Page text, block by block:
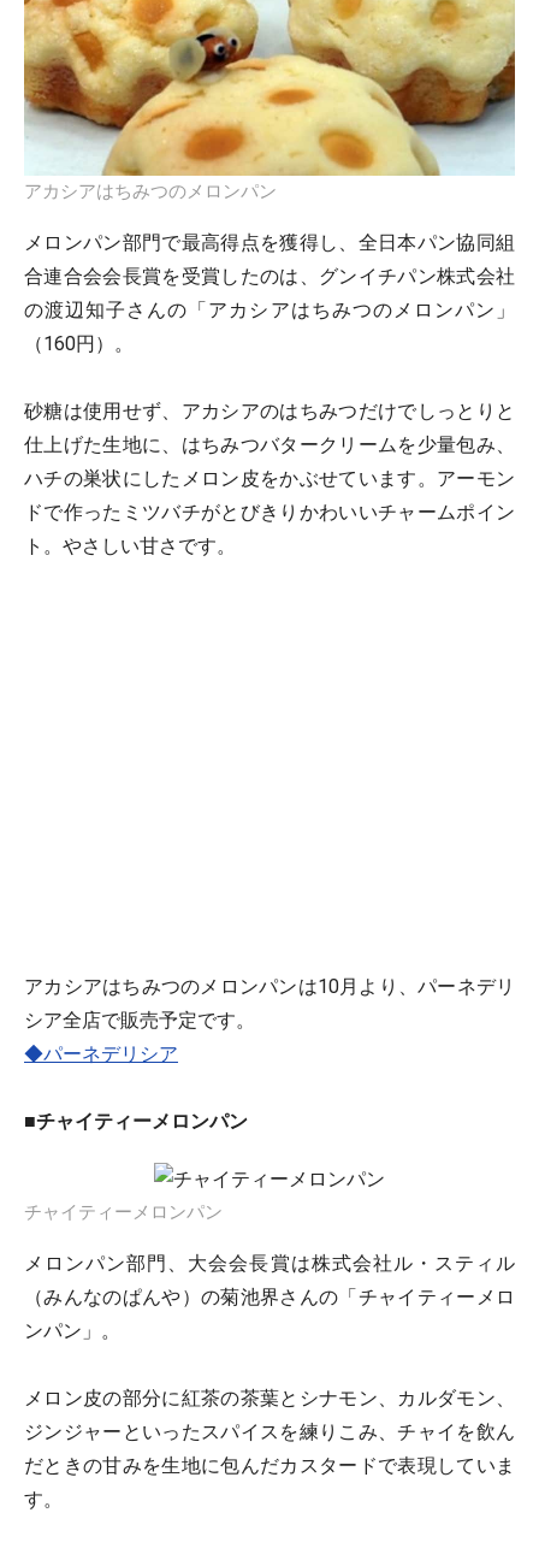
アカシアはちみつのメロンパン
メロンパン部門で最高得点を獲得し、全日本パン協同組
合連合会会長賞を受賞したのは、グンイチパン株式会社
の渡辺知子さんの「アカシアはちみつのメロンパン」
（160円）。
砂糖は使用せず、アカシアのはちみつだけでしっとりと
仕上げた生地に、はちみつバタークリームを少量包み、
ハチの巣状にしたメロン皮をかぶせています。アーモン
ドで作ったミツバチがとびきりかわいいチャームポイン
ト。やさしい甘さです。
アカシアはちみつのメロンパンは10月より、パーネデリ
シア全店で販売予定です。
◆パーネデリシア
■チャイティーメロンパン
チャイティーメロンパン
メロンパン部門、大会会長賞は株式会社ル・スティル
（みんなのぱんや）の菊池界さんの「チャイティーメロ
ンパン」。
メロン皮の部分に紅茶の茶葉とシナモン、カルダモン、
ジンジャーといったスパイスを練りこみ、チャイを飲ん
だときの甘みを生地に包んだカスタードで表現していま
す。